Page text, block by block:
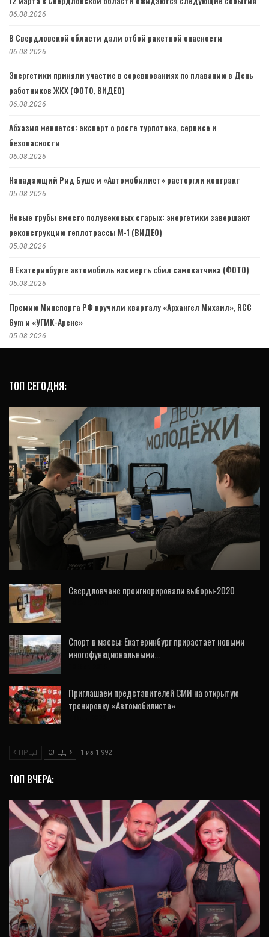
06.08.2026
В Свердловской области дали отбой ракетной опасности
06.08.2026
Энергетики приняли участие в соревнованиях по плаванию в День
работников ЖКХ (ФОТО, ВИДЕО)
06.08.2026
Абхазия меняется: эксперт о росте турпотока, сервисе и
безопасности
06.08.2026
Нападающий Рид Буше и «Автомобилист» расторгли контракт
05.08.2026
Новые трубы вместо полувековых старых: энергетики завершают
реконструкцию теплотрассы М-1 (ВИДЕО)
05.08.2026
В Екатеринбурге автомобиль насмерть сбил самокатчика (ФОТО)
05.08.2026
Премию Минспорта РФ вручили кварталу «Архангел Михаил», RCC
Gym и «УГМК-Арене»
05.08.2026
ТОП СЕГОДНЯ:
ОБРАЗОВАНИЕ
Команда школьников из Екатеринбурга
вышла в финал Всероссийской олимпиады
Свердловчане проигнорировали выборы-2020
Спорт в массы: Екатеринбург прирастает новыми
многофункциональными…
Приглашаем представителей СМИ на открытую
тренировку «Автомобилиста»
ПРЕД СЛЕД 1 из 1 992
ТОП ВЧЕРА:
СПОРТ
Премию Минспорта РФ вручили кварталу
«Архангел Михаил», RCC Gym и «УГМК-